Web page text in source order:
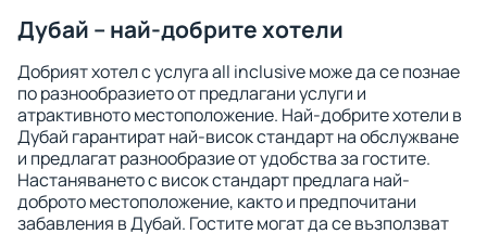
Дубай – най-добрите хотели
Добрият хотел с услуга all inclusive може да се познае
по разнообразието от предлагани услуги и
атрактивното местоположение. Най-добрите хотели в
Дубай гарантират най-висок стандарт на обслужване
и предлагат разнообразие от удобства за гостите.
Настаняването с висок стандарт предлага най-
доброто местоположение, както и предпочитани
забавления в Дубай. Гостите могат да се възползват